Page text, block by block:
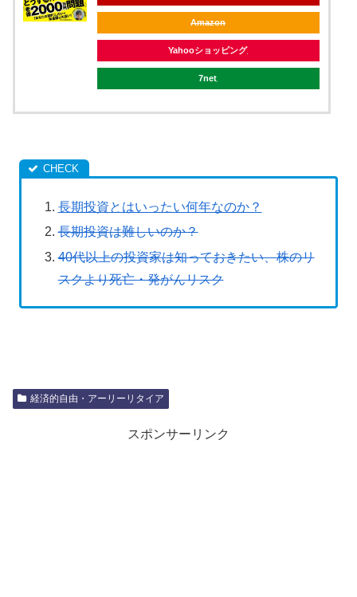
Amazon
Yahooショッピング
7net
長期投資とはいったい何年なのか？
長期投資は難しいのか？
40代以上の投資家は知っておきたい、株のリ
スクより死亡・発がんリスク
経済的自由・アーリーリタイア
スポンサーリンク